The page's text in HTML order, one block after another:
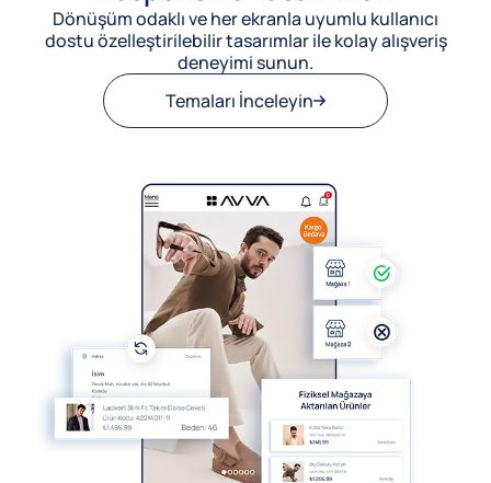
Dönüşüm odaklı ve her ekranla uyumlu kullanıcı
dostu özelleştirilebilir tasarımlar ile kolay alışveriş
deneyimi sunun.
Temaları İnceleyin